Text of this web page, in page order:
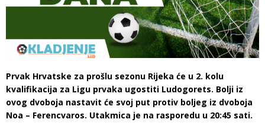
Prvak Hrvatske za prošlu sezonu Rijeka će u 2. kolu
kvalifikacija za Ligu prvaka ugostiti Ludogorets. Bolji iz
ovog dvoboja nastavit će svoj put protiv boljeg iz dvoboja
Noa – Ferencvaros. Utakmica je na rasporedu u 20:45 sati.